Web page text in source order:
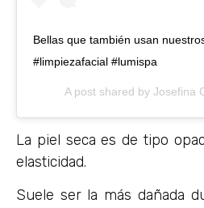
Bellas que también usan
#limpiezafacial #lumispa
A post shared by Josefina
La piel seca es de tipo
elasticidad.
Suele ser la más dañada